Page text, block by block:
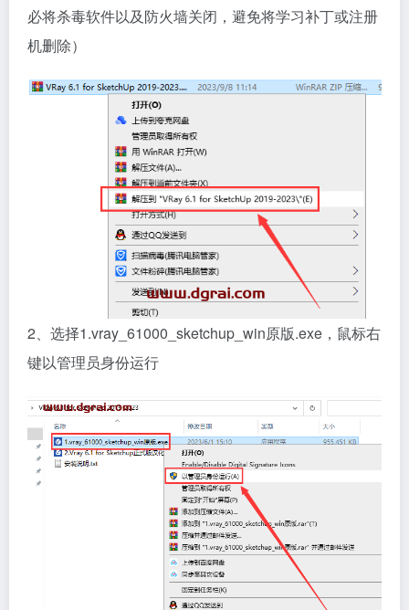
必将杀毒软件以及防火墙关闭，避免将学习补丁或注册
机删除）
2、选择1.vray_61000_sketchup_win原版.exe，鼠标右
键以管理员身份运行